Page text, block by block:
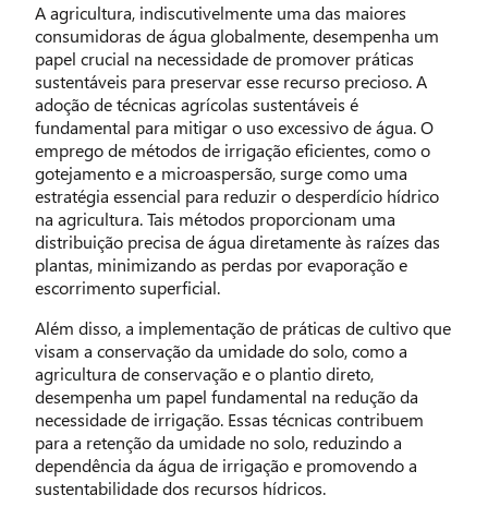
A agricultura, indiscutivelmente uma das maiores
consumidoras de água globalmente, desempenha um
papel crucial na necessidade de promover práticas
sustentáveis para preservar esse recurso precioso. A
adoção de técnicas agrícolas sustentáveis é
fundamental para mitigar o uso excessivo de água. O
emprego de métodos de irrigação eficientes, como o
gotejamento e a microaspersão, surge como uma
estratégia essencial para reduzir o desperdício hídrico
na agricultura. Tais métodos proporcionam uma
distribuição precisa de água diretamente às raízes das
plantas, minimizando as perdas por evaporação e
escorrimento superficial.
Além disso, a implementação de práticas de cultivo que
visam a conservação da umidade do solo, como a
agricultura de conservação e o plantio direto,
desempenha um papel fundamental na redução da
necessidade de irrigação. Essas técnicas contribuem
para a retenção da umidade no solo, reduzindo a
dependência da água de irrigação e promovendo a
sustentabilidade dos recursos hídricos.